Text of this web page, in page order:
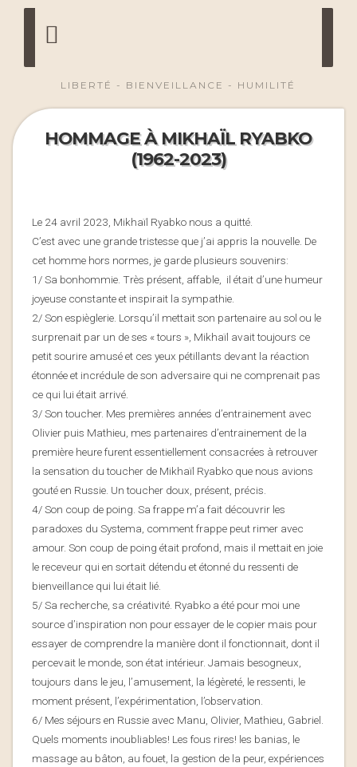
LIBERTÉ - BIENVEILLANCE - HUMILITÉ
HOMMAGE À MIKHAÏL RYABKO
(1962-2023)
Le 24 avril 2023, Mikhaïl Ryabko nous a quitté.
C’est avec une grande tristesse que j’ai appris la nouvelle. De
cet homme hors normes, je garde plusieurs souvenirs:
1/ Sa bonhommie. Très présent, affable, il était d’une humeur
joyeuse constante et inspirait la sympathie.
2/ Son espièglerie. Lorsqu’il mettait son partenaire au sol ou le
surprenait par un de ses « tours », Mikhaïl avait toujours ce
petit sourire amusé et ces yeux pétillants devant la réaction
étonnée et incrédule de son adversaire qui ne comprenait pas
ce qui lui était arrivé.
3/ Son toucher. Mes premières années d’entrainement avec
Olivier puis Mathieu, mes partenaires d’entrainement de la
première heure furent essentiellement consacrées à retrouver
la sensation du toucher de Mikhaïl Ryabko que nous avions
gouté en Russie. Un toucher doux, présent, précis.
4/ Son coup de poing. Sa frappe m’a fait découvrir les
paradoxes du Systema, comment frappe peut rimer avec
amour. Son coup de poing était profond, mais il mettait en joie
le receveur qui en sortait détendu et étonné du ressenti de
bienveillance qui lui était lié.
5/ Sa recherche, sa créativité. Ryabko a été pour moi une
source d’inspiration non pour essayer de le copier mais pour
essayer de comprendre la manière dont il fonctionnait, dont il
percevait le monde, son état intérieur. Jamais besogneux,
toujours dans le jeu, l’amusement, la légèreté, le ressenti, le
moment présent, l’expérimentation, l’observation.
6/ Mes séjours en Russie avec Manu, Olivier, Mathieu, Gabriel.
Quels moments inoubliables! Les fous rires! les banias, le
massage au bâton, au fouet, la gestion de la peur, expériences